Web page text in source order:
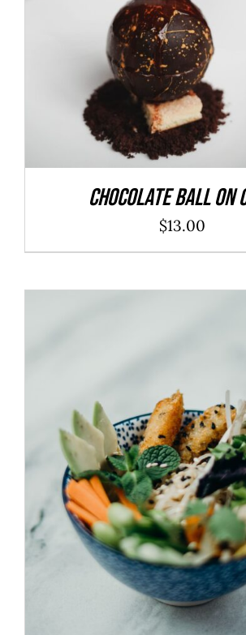
Chocolate Ball On
$13.00
ADD TO CART /